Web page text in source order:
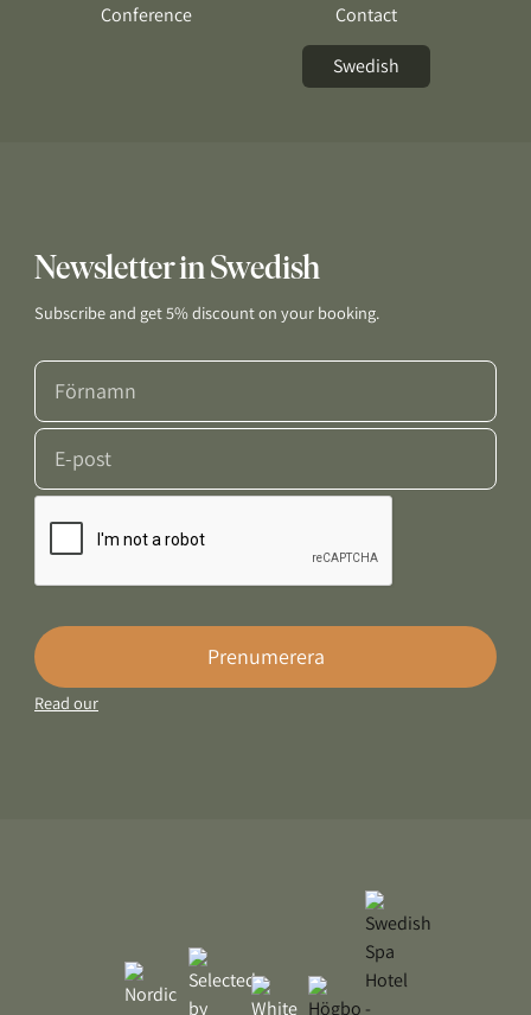
Conference
Contact
Swedish
Newsletter in Swedish
Subscribe and get 5% discount on your booking.
Prenumerera
Read our